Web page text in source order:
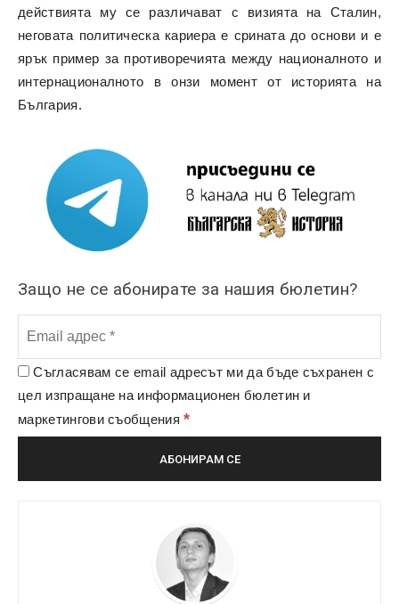
действията му се различават с визията на Сталин,
неговата политическа кариера е срината до основи и е
ярък пример за противоречията между националното и
интернационалното в онзи момент от историята на
България.
Защо не се абонирате за нашия бюлетин?
Съгласявам се email адресът ми да бъде съхранен с
цел изпращане на информационен бюлетин и
маркетингови съобщения*